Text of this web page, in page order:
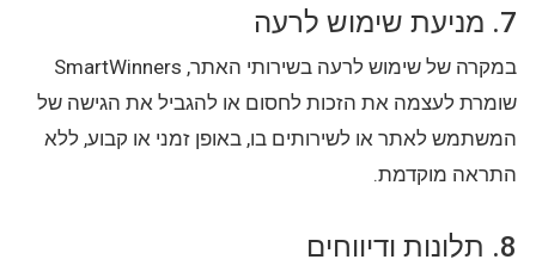
7. מניעת שימוש לרעה
במקרה של שימוש לרעה בשירותי האתר, SmartWinners
שומרת לעצמה את הזכות לחסום או להגביל את הגישה של
המשתמש לאתר או לשירותים בו, באופן זמני או קבוע, ללא
התראה מוקדמת.
8. תלונות ודיווחים